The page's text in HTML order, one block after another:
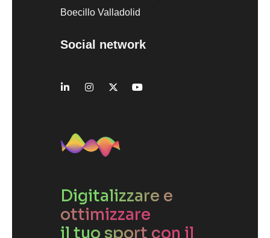
Boecillo Valladolid
Social network
Digitalizzare e
ottimizzare
il tuo sport con il